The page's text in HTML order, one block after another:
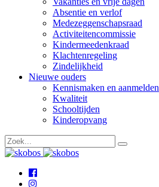
Absentie en verlof
Medezeggenschapsraad
Activiteitencommissie
Kindermeedenkraad
Klachtenregeling
Zindelijkheid
Nieuwe ouders
Kennismaken en aanmelden
Kwaliteit
Schooltijden
Kinderopvang